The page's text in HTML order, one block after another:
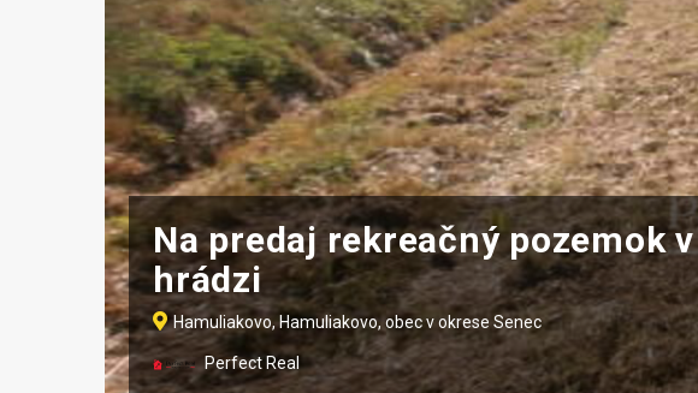
Na predaj rekreačný pozemok
hrádzi
Hamuliakovo, Hamuliakovo, obec v okrese Senec
Perfect Real